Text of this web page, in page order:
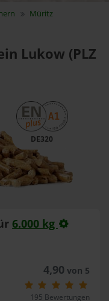
Müritz
Lukow (PLZ
DE320
6.000 kg
4,90 von 5
195 Bewertungen